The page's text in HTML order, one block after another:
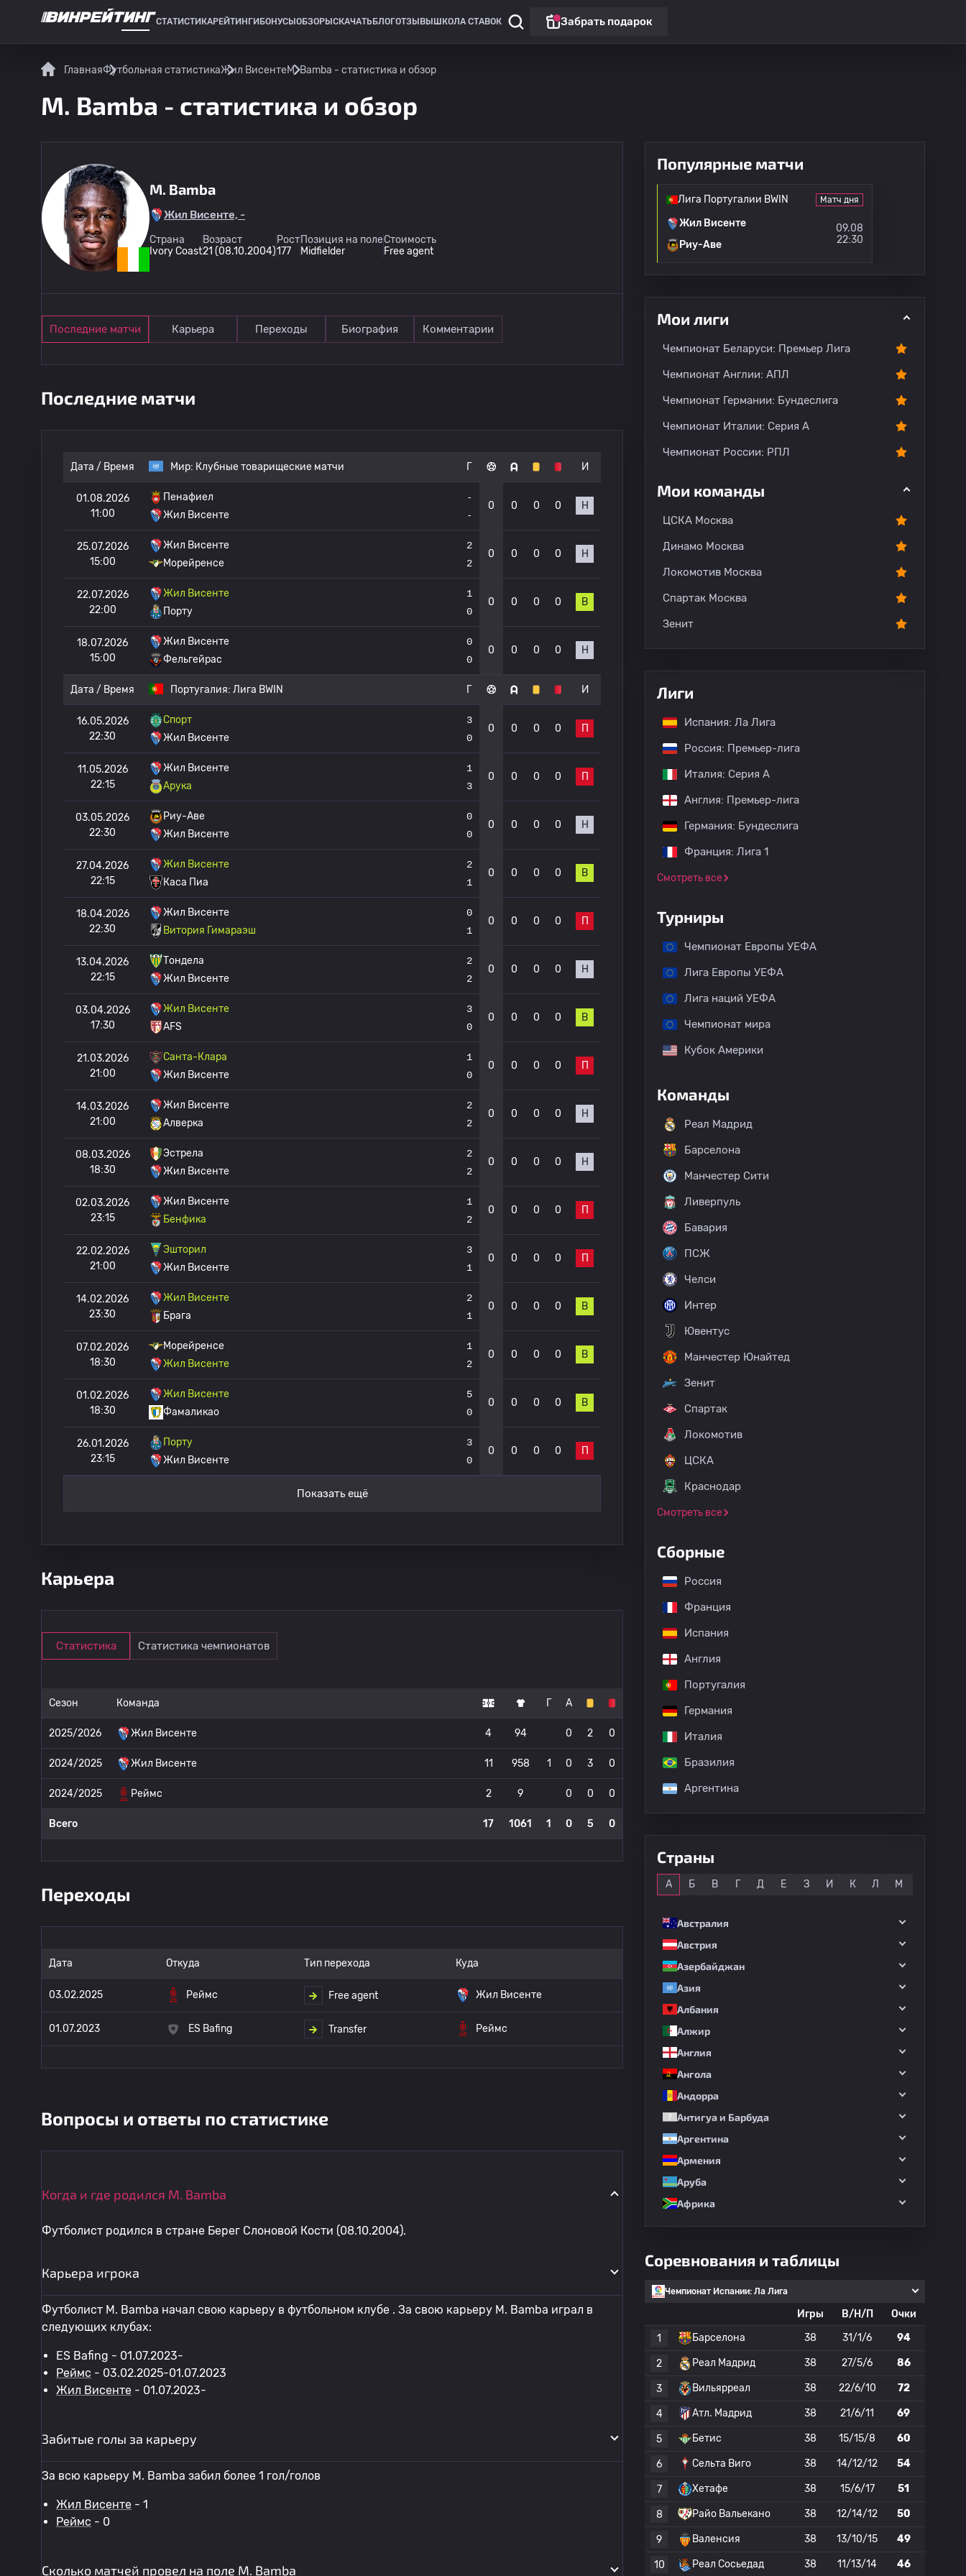
СТАТИСТИКАРЕЙТИНГИ БОНУСЫ ОБЗОРЫ СКАЧАТЬ БЛОГОТЗЫВЫ ШКОЛА СТАВОК Забрать подарок
ГлавнаяФутбольная статистикаЖил ВисентеM. Bamba - статистика и обзор
M. Bamba - статистика и обзор
M. Bamba
Жил Висенте, -
Страна
Ivory Coast
Возраст
21 (08.10.2004)
Рост
177
Позиция на поле
Midfielder
Стоимость
Free agent
Последние матчи Карьера Переходы Биография Комментарии
Последние матчи
Дата / Время Мир: Клубные товарищеские матчи Г И
01.08.2026
11:00
Пенафиел
Жил Висенте
-
-
0 0 0 0 Н
25.07.2026
15:00
Жил Висенте
Морейренсе
2
2
0 0 0 0 Н
22.07.2026
22:00
Жил Висенте
Порту
1
0
0 0 0 0 В
18.07.2026
15:00
Жил Висенте
Фельгейрас
0
0
0 0 0 0 Н
Дата / Время Португалия: Лига BWIN Г И
16.05.2026
22:30
Спорт
Жил Висенте
3
0
0 0 0 0 П
11.05.2026
22:15
Жил Висенте
Арука
1
3
0 0 0 0 П
03.05.2026
22:30
Риу-Аве
Жил Висенте
0
0
0 0 0 0 Н
27.04.2026
22:15
Жил Висенте
Каса Пиа
2
1
0 0 0 0 В
18.04.2026
22:30
Жил Висенте
Витория Гимараэш
0
1
0 0 0 0 П
13.04.2026
22:15
Тондела
Жил Висенте
2
2
0 0 0 0 Н
03.04.2026
17:30
Жил Висенте
AFS
3
0
0 0 0 0 В
21.03.2026
21:00
Санта-Клара
Жил Висенте
1
0
0 0 0 0 П
14.03.2026
21:00
Жил Висенте
Алверка
2
2
0 0 0 0 Н
08.03.2026
18:30
Эстрела
Жил Висенте
2
2
0 0 0 0 Н
02.03.2026
23:15
Жил Висенте
Бенфика
1
2
0 0 0 0 П
22.02.2026
21:00
Эшторил
Жил Висенте
3
1
0 0 0 0 П
14.02.2026
23:30
Жил Висенте
Брага
2
1
0 0 0 0 В
07.02.2026
18:30
Морейренсе
Жил Висенте
1
2
0 0 0 0 В
01.02.2026
18:30
Жил Висенте
Фамаликао
5
0
0 0 0 0 В
26.01.2026
23:15
Порту
Жил Висенте
3
0
0 0 0 0 П
Показать ещё
Карьера
Статистика Статистика чемпионатов
Сезон Команда Г А
2025/2026 Жил Висенте 4 94 0 2 0
2024/2025 Жил Висенте 11 958 1 0 3 0
2024/2025 Реймс 2 9 0 0 0
Всего 17 1061 1 0 5 0
Переходы
Дата Откуда Тип перехода Куда
03.02.2025 Реймс Free agent Жил Висенте
01.07.2023 ES Bafing Transfer Реймс
Вопросы и ответы по статистике
Когда и где родился M. Bamba
Футболист родился в стране Берег Слоновой Кости (08.10.2004).
Карьера игрока
Футболист M. Bamba начал свою карьеру в футбольном клубе . За свою карьеру M. Bamba играл в
следующих клубах:
ES Bafing - 01.07.2023-
Реймс - 03.02.2025-01.07.2023
Жил Висенте - 01.07.2023-
Забитые голы за карьеру
За всю карьеру M. Bamba забил более 1 гол/голов
Жил Висенте - 1
Реймс - 0
Сколько матчей провел на поле M. Bamba
Популярные матчи
Лига Португалии BWIN Матч дня
Жил Висенте
Риу-Аве
09.08
22:30
Мои лиги
Чемпионат Беларуси: Премьер Лига
Чемпионат Англии: АПЛ
Чемпионат Германии: Бундеслига
Чемпионат Италии: Серия А
Чемпионат России: РПЛ
Мои команды
ЦСКА Москва
Динамо Москва
Локомотив Москва
Спартак Москва
Зенит
Лиги
Испания: Ла Лига
Россия: Премьер-лига
Италия: Серия А
Англия: Премьер-лига
Германия: Бундеслига
Франция: Лига 1
Смотреть все
Турниры
Чемпионат Европы УЕФА
Лига Европы УЕФА
Лига наций УЕФА
Чемпионат мира
Кубок Америки
Команды
Реал Мадрид
Барселона
Манчестер Сити
Ливерпуль
Бавария
ПСЖ
Челси
Интер
Ювентус
Манчестер Юнайтед
Зенит
Спартак
Локомотив
ЦСКА
Краснодар
Смотреть все
Сборные
Россия
Франция
Испания
Англия
Португалия
Германия
Италия
Бразилия
Аргентина
Страны
А Б В Г Д Е З И К Л М
Австралия
Австрия
Азербайджан
Азия
Албания
Алжир
Англия
Ангола
Андорра
Антигуа и Барбуда
Аргентина
Армения
Аруба
Африка
Соревнования и таблицы
Чемпионат Испании: Ла Лига
Игры В/Н/П
Очки
1
Барселона 38 31/1/6 94
2 Реал Мадрид 38 27/5/6 86
3 Вильярреал 38 22/6/10 72
4 Атл. Мадрид 38 21/6/11 69
5 Бетис 38 15/15/8 60
6 Сельта Виго 38 14/12/12 54
7 Хетафе 38 15/6/17 51
8 Райо Вальекано 38 12/14/12 50
9 Валенсия 38 13/10/15 49
10 Реал Сосьедад 38 11/13/14 46